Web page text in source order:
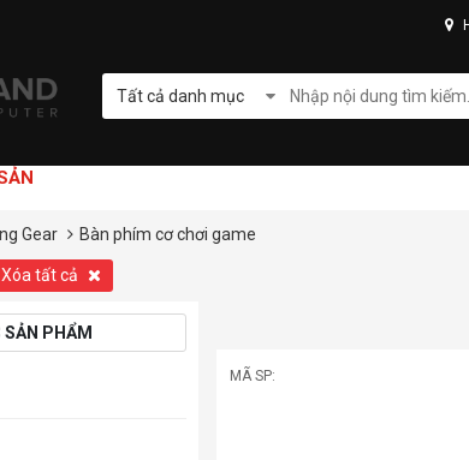
Tất cả danh mục
Gear Bàn phím cơ chơi game
Xóa tất cả
SẢN PHẨM
MÃ SP: